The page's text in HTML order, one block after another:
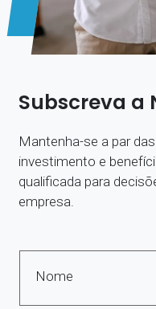
Subscreva a
Mantenha-se a par
investimento e
qualificada para
empresa.
Nome